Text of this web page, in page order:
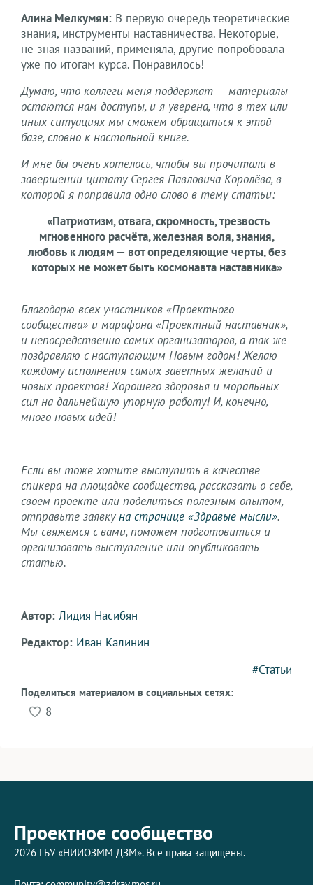
Алина Мелкумян: В первую очередь теоретические
знания, инструменты наставничества. Некоторые,
не зная названий, применяла, другие попробовала
уже по итогам курса. Понравилось!
Думаю, что коллеги меня поддержат — материалы
остаются нам доступы, и я уверена, что в тех или
иных ситуациях мы сможем обращаться к этой
базе, словно к настольной книге.
И мне бы очень хотелось, чтобы вы прочитали в
завершении цитату Сергея Павловича Королёва, в
которой я поправила одно слово в тему статьи:
«Патриотизм, отвага, скромность, трезвость
мгновенного расчёта, железная воля, знания,
любовь к людям — вот определяющие черты, без
которых не может быть космонавта наставника»
Благодарю всех участников «Проектного
сообщества» и марафона «Проектный наставник»,
и непосредственно самих организаторов, а так же
поздравляю с наступающим Новым годом! Желаю
каждому исполнения самых заветных желаний и
новых проектов! Хорошего здоровья и моральных
сил на дальнейшую упорную работу! И, конечно,
много новых идей!
Если вы тоже хотите выступить в качестве
спикера на площадке сообщества, рассказать о себе,
своем проекте или поделиться полезным опытом,
отправьте заявкуна странице «Здравые мысли».
Мы свяжемся с вами, поможем подготовиться и
организовать выступление или опубликовать
статью.
Автор: Лидия Насибян
Редактор: Иван Калинин
#Статьи
Поделиться материалом в социальных сетях:
8
Проектное сообщество
2026 ГБУ «НИИОЗММ ДЗМ». Все права защищены.